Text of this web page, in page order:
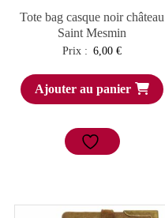
Tote bag casque noir château
Saint Mesmin
Prix : 6,00€
Ajouter au panier